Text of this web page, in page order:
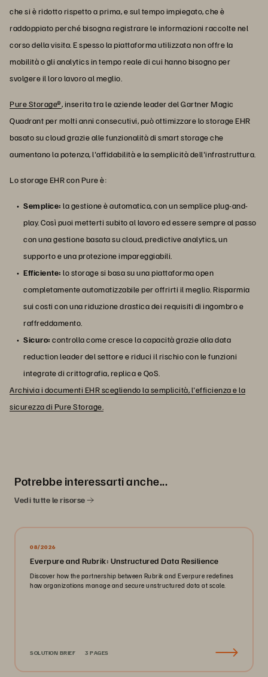
che si è ridotto rispetto a prima, e sul tempo impiegato, che è
raddoppiato perché bisogna registrare le informazioni raccolte nel
corso della visita. E spesso la piattaforma utilizzata non offre la
mobilità o gli analytics in tempo reale di cui hanno bisogno per
svolgere il loro lavoro al meglio.
Pure Storage®, inserita tra le aziende leader del Gartner Magic
Quadrant per molti anni consecutivi, può ottimizzare lo storage EHR
basato su cloud grazie alle funzionalità di smart storage che
aumentano la potenza, l'affidabilità e la semplicità dell'infrastruttura.
Lo storage EHR con Pure è:
Semplice: la gestione è automatica, con un semplice plug-and-
play. Così puoi metterti subito al lavoro ed essere sempre al passo
con una gestione basata su cloud, predictive analytics, un
supporto e una protezione impareggiabili.
Efficiente: lo storage si basa su una piattaforma open
completamente automatizzabile per offrirti il meglio. Risparmia
sui costi con una riduzione drastica dei requisiti di ingombro e
raffreddamento.
Sicuro: controlla come cresce la capacità grazie alla data
reduction leader del settore e riduci il rischio con le funzioni
integrate di crittografia, replica e QoS.
Archivia i documenti EHR scegliendo la semplicità, l'efficienza e la
sicurezza di Pure Storage.
Potrebbe interessarti anche...
Vedi tutte le risorse
08/2026
Everpure and Rubrik: Unstructured Data Resilience
Discover how the partnership between Rubrik and Everpure redefines
how organizations manage and secure unstructured data at scale.
SOLUTION BRIEF 3 PAGES